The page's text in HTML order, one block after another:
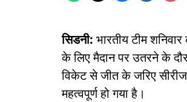
सिडनी: भारतीय टीम
के लिए मैदान पर उतरने के
विकेट से जीत के जरिए
महत्वपूर्ण हो गया है।